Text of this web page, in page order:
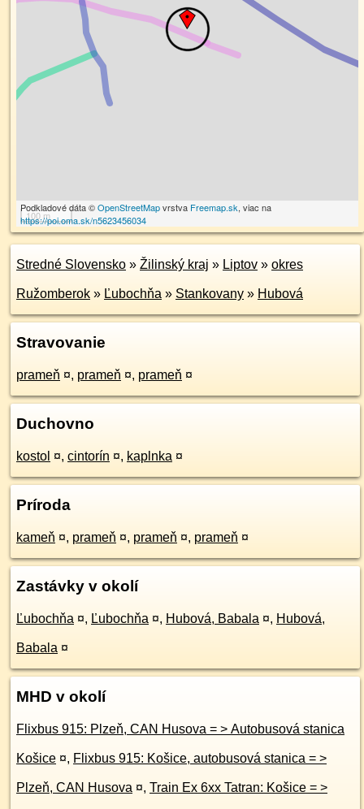
100 m
Podkladové dáta ©OpenStreetMapvrstva Freemap.sk, viac na
https://poi.oma.sk/n5623456034
Stredné Slovensko » Žilinský kraj » Liptov » okres
Ružomberok » Ľubochňa » Stankovany » Hubová
Stravovanie
prameň ¤, prameň ¤, prameň ¤
Duchovno
kostol ¤, cintorín ¤, kaplnka ¤
Príroda
kameň ¤, prameň ¤, prameň ¤, prameň ¤
Zastávky v okolí
Ľubochňa ¤, Ľubochňa ¤, Hubová, Babala ¤, Hubová,
Babala ¤
MHD v okolí
Flixbus 915: Plzeň, CAN Husova = > Autobusová stanica
Košice ¤, Flixbus 915: Košice, autobusová stanica = >
Plzeň, CAN Husova ¤, Train Ex 6xx Tatran: Košice = >